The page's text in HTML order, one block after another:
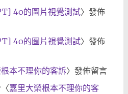
4o的圖片視覺測試〉發佈
4o的圖片視覺測試〉發佈
本不理你的客訴〉發佈留言
嘉里大榮根本不理你的客